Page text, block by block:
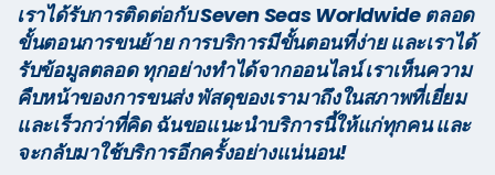
เราได้รับการติดต่อกับ Seven Seas Worldwide ตลอด
ขั้นตอนการขนย้าย การบริการมีขั้นตอนที่ง่าย และเราได้
รับข้อมูลตลอด ทุกอย่างทำได้จากออนไลน์ เราเห็นความ
คืบหน้าของการขนส่ง พัสดุของเรามาถึงในสภาพที่เยี่ยม
และเร็วกว่าที่คิด ฉันขอแนะนำบริการนี้ให้แก่ทุกคน และ
จะกลับมาใช้บริการอีกครั้งอย่างแน่นอน!